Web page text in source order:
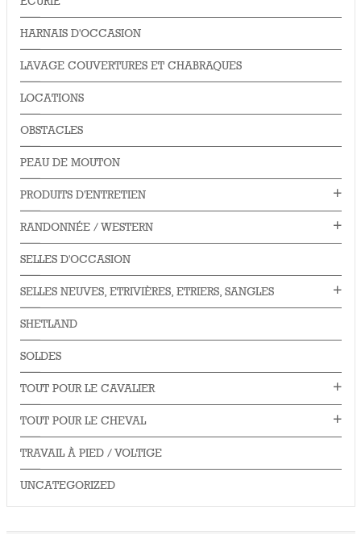
HARNAIS D'OCCASION
LAVAGE COUVERTURES ET CHABRAQUES
LOCATIONS
OBSTACLES
PEAU DE MOUTON
PRODUITS D'ENTRETIEN
RANDONNÉE / WESTERN
SELLES D'OCCASION
SELLES NEUVES, ETRIVIÈRES, ETRIERS, SANGLES
SHETLAND
SOLDES
TOUT POUR LE CAVALIER
TOUT POUR LE CHEVAL
TRAVAIL À PIED / VOLTIGE
UNCATEGORIZED